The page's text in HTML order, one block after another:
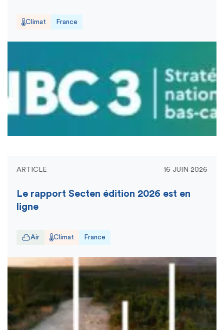
Climat France
ARTICLE 16 JUIN 2026
Le rapport Secten édition 2026 est en
ligne
Air Climat France